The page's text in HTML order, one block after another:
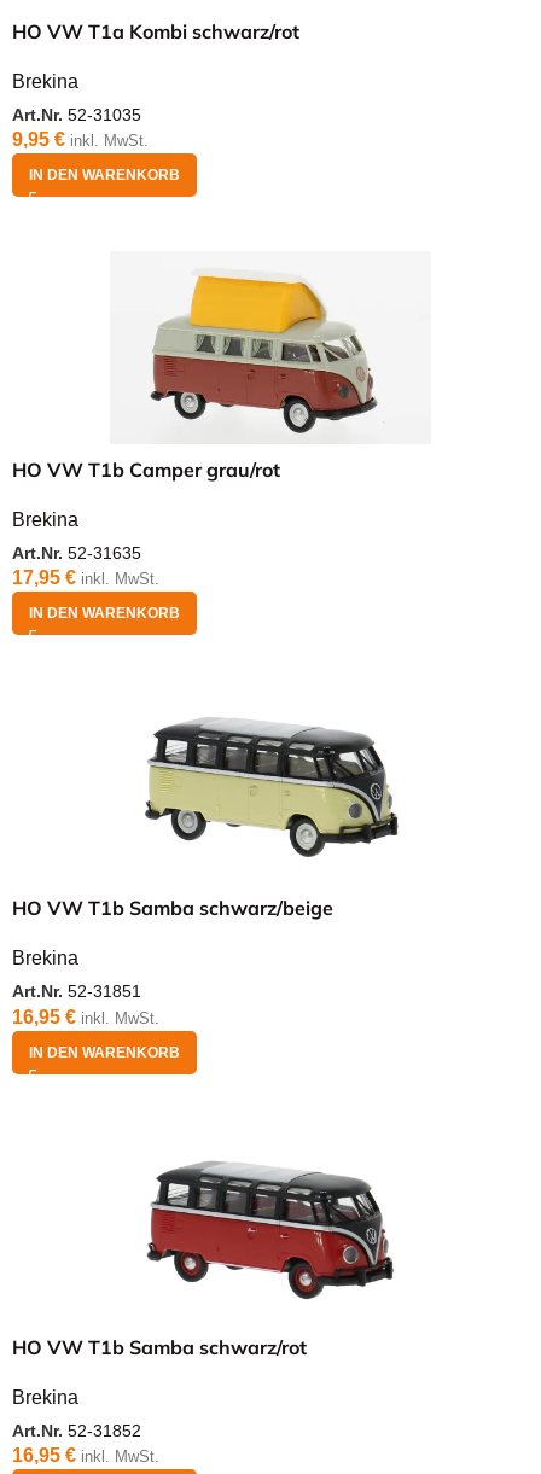
HO VW T1a Kombi schwarz/rot
Brekina
Art.Nr. 52-31035
9,95 € inkl. MwSt.
IN DEN WARENKORB
HO VW T1b Camper grau/rot
Brekina
Art.Nr. 52-31635
17,95 € inkl. MwSt.
IN DEN WARENKORB
HO VW T1b Samba schwarz/beige
Brekina
Art.Nr. 52-31851
16,95 € inkl. MwSt.
IN DEN WARENKORB
HO VW T1b Samba schwarz/rot
Brekina
Art.Nr. 52-31852
16,95 € inkl. MwSt.